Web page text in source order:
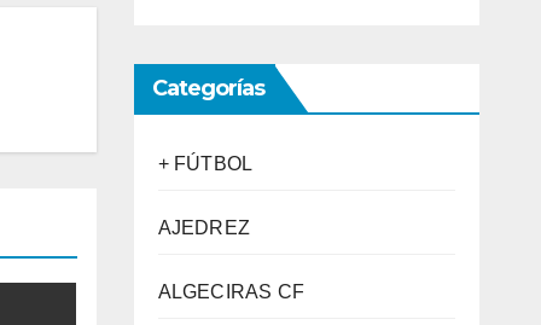
Categorías
+ FÚTBOL
AJEDREZ
ALGECIRAS CF